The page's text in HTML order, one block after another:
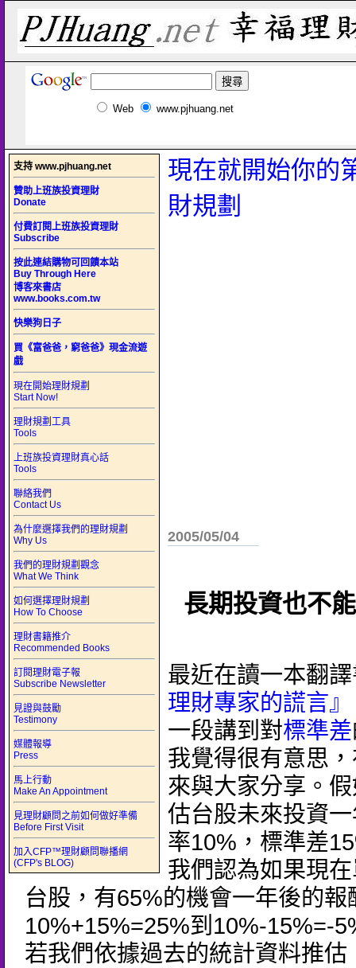
Web www.pjhuang.net
支持 www.pjhuang.net
贊助上班族投資理財
Donate
付費訂閱上班族投資理財
Subscribe
按此連結購物可回饋本站
Buy Through Here
博客來書店
www.books.com.tw
快樂狗日子
買《富爸爸，窮爸爸》現金流遊
戲
現在開始理財規劃
Start Now!
理財規劃工具
Tools
上班族投資理財真心話
Tools
聯絡我們
Contact Us
為什麼選擇我們的理財規劃
Why Us
我們的理財規劃觀念
What We Think
如何選擇理財規劃
How To Choose
理財書籍推介
Recommended Books
訂閱理財電子報
Subscribe Newsletter
見證與鼓勵
Testimony
媒體報導
Press
馬上行動
Make An Appointment
見理財顧問之前如何做好準備
Before First Visit
加入CFP™理財顧問聯播網
(CFP's BLOG)
現在就開始你的
財規劃
2005/05/04
長期投資也不
最近在讀一本翻
理財專家的謊言』
一段講到對標準差
我覺得很有意思
來與大家分享。
估台股未來投資
率10%，標準差
我們認為如果現
台股，有65%的機會一年後的報
10%+15%=25%到10%-15%=-
若我們依據過去的統計資料推估